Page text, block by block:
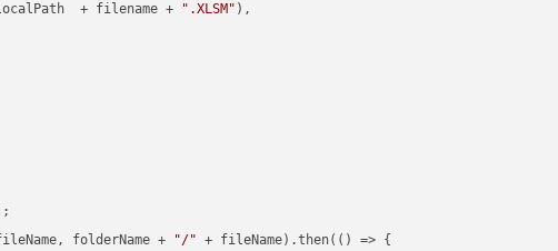
+ filename + ".XLSM" ),
folderName + "/" + fileName).then( () => {